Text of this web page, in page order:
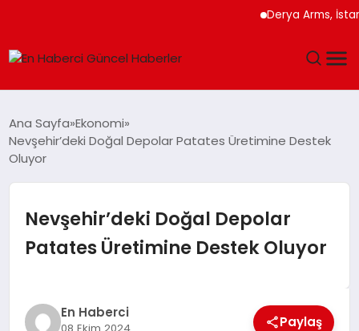
Derya Arms,
SPOR
TEKNOLOJI
DÜNYA
Ana Sayfa Ekonomi
Nevşehir’deki Doğal Depolar Patates Üretimine Destek
Oluyor
Nevşehir’deki Doğal Depolar
Patates Üretimine Destek Oluyor
En Haberci
Paylaş